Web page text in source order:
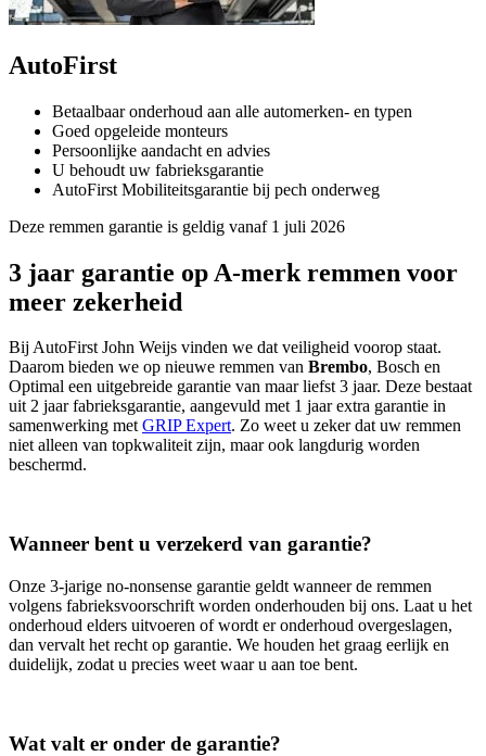
AutoFirst
Betaalbaar onderhoud aan alle automerken- en typen
Goed opgeleide monteurs
Persoonlijke aandacht en advies
U behoudt uw fabrieksgarantie
AutoFirst Mobiliteitsgarantie bij pech onderweg
Deze remmen garantie is geldig vanaf 1 juli 2026
3 jaar garantie op A-merk remmen voor
meer zekerheid
Bij AutoFirst John Weijs vinden we dat veiligheid voorop staat.
Daarom bieden we op nieuwe remmen van Brembo, Bosch en
Optimal een uitgebreide garantie van maar liefst 3 jaar. Deze bestaat
uit 2 jaar fabrieksgarantie, aangevuld met 1 jaar extra garantie in
samenwerking metGRIP Expert. Zo weet u zeker dat uw remmen
niet alleen van topkwaliteit zijn, maar ook langdurig worden
beschermd.
Wanneer bent u verzekerd van garantie?
Onze 3‑jarige no‑nonsense garantie geldt wanneer de remmen
volgens fabrieksvoorschrift worden onderhouden bij ons. Laat u het
onderhoud elders uitvoeren of wordt er onderhoud overgeslagen,
dan vervalt het recht op garantie. We houden het graag eerlijk en
duidelijk, zodat u precies weet waar u aan toe bent.
Wat valt er onder de garantie?